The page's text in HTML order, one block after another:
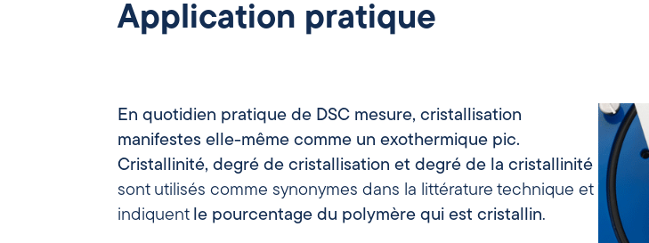
Application pratique
En quotidien pratique de DSC mesure, cristallisation
manifestes elle-même comme un exothermique pic.
Cristallinité, degré de cristallisation et degré de la cristallinité
sont utilisés comme synonymes dans la littérature technique et
indiquent le pourcentage du polymère qui est cristallin.